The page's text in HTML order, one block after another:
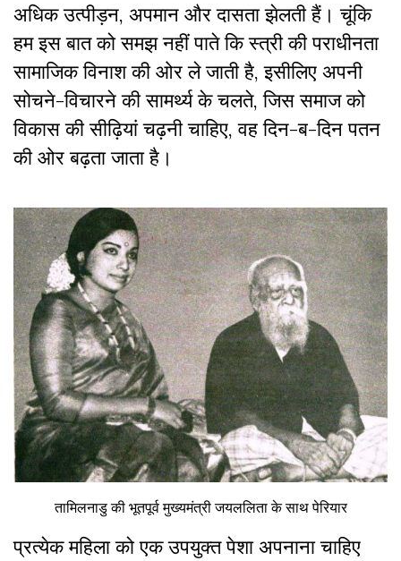
अधिक उत्पीड़न, अपमान और दासता झेलती हैं। चूंकि
हम इस बात को समझ नहीं पाते कि स्त्री की पराधीनता
सामाजिक विनाश की ओर ले जाती है, इसीलिए अपनी
सोचने-विचारने की सामर्थ्य के चलते, जिस समाज को
विकास की सीढ़ियां चढ़नी चाहिए, वह दिन-ब-दिन पतन
की ओर बढ़ता जाता है।
तामिलनाडु की भूतपूर्व मुख्यमंत्री जयललिता के साथ पेरियार
प्रत्येक महिला को एक उपयुक्त पेशा अपनाना चाहिए